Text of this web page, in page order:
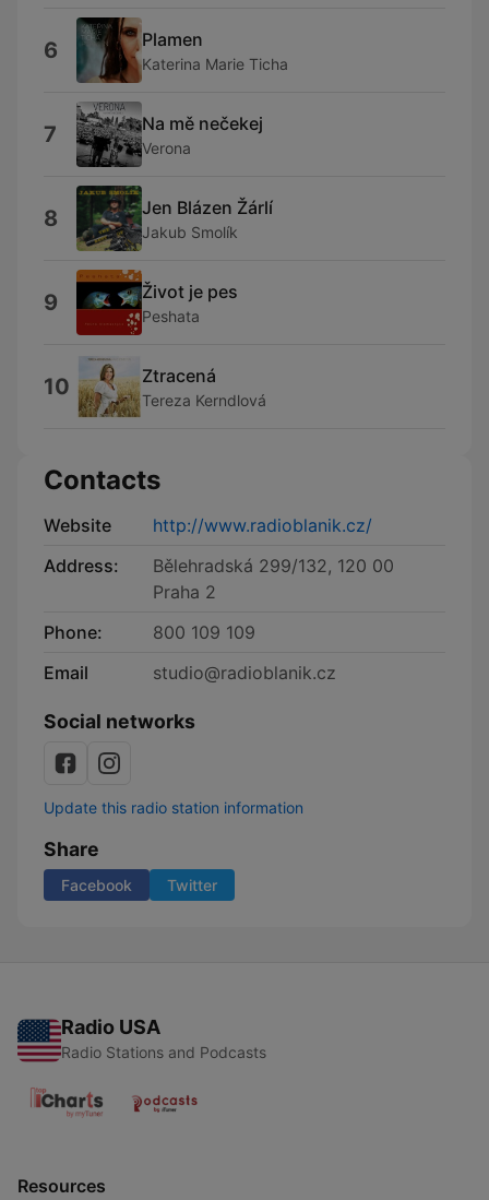
6 Plamen
Katerina Marie Ticha
7 Na mě nečekej
Verona
8 Jen Blázen Žárlí
Jakub Smolík
9 Život je pes
Peshata
10 Ztracená
Tereza Kerndlová
Contacts
Website
http://www.radioblanik.cz/
Address:
Bělehradská 299/132, 120 00
Praha 2
Phone:
800 109 109
Email
studio@radioblanik.cz
Social networks
Update this radio station information
Share
Facebook Twitter
Radio USA
Radio Stations and Podcasts
Resources